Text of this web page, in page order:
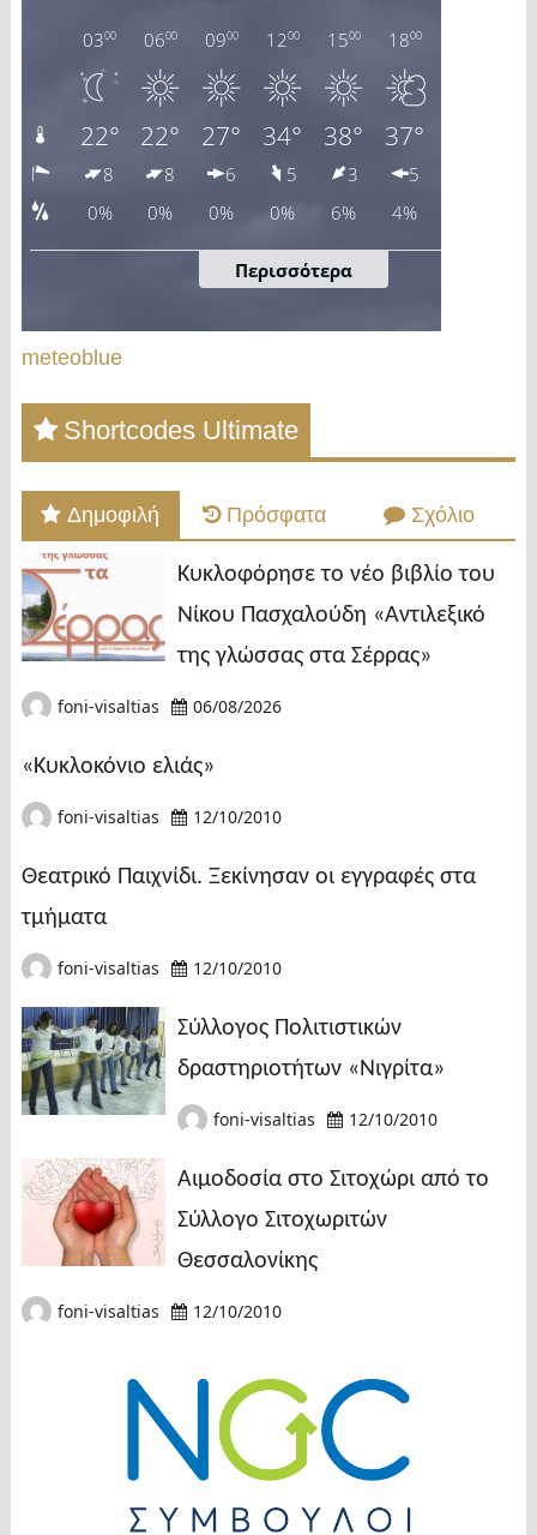
meteoblue
Shortcodes Ultimate
Δημοφιλή Πρόσφατα Σχόλιο
Κυκλοφόρησε το νέο βιβλίο του
Νίκου Πασχαλούδη «Αντιλεξικό
της γλώσσας στα Σέρρας»
foni-visaltias 06/08/2026
«Κυκλοκόνιο ελιάς»
foni-visaltias 12/10/2010
Θεατρικό Παιχνίδι. Ξεκίνησαν οι εγγραφές στα
τμήματα
foni-visaltias 12/10/2010
Σύλλογος Πολιτιστικών
δραστηριοτήτων «Νιγρίτα»
foni-visaltias 12/10/2010
Αιμοδοσία στο Σιτοχώρι από το
Σύλλογο Σιτοχωριτών
Θεσσαλονίκης
foni-visaltias 12/10/2010